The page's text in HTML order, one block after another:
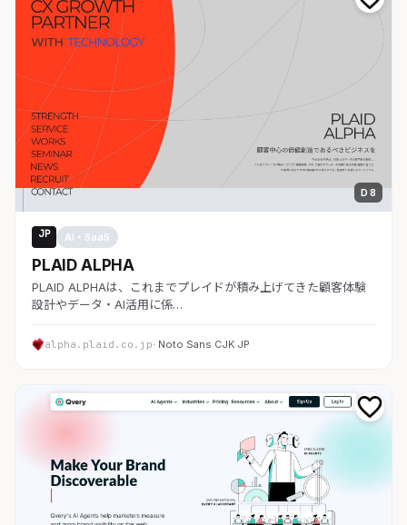
D 8
JP AI・SaaS
PLAID ALPHA
PLAID ALPHAは、これまでプレイドが積み上げてきた顧客体験
設計やデータ・AI活用に係…
alpha.plaid.co.jp· Noto Sans CJK JP